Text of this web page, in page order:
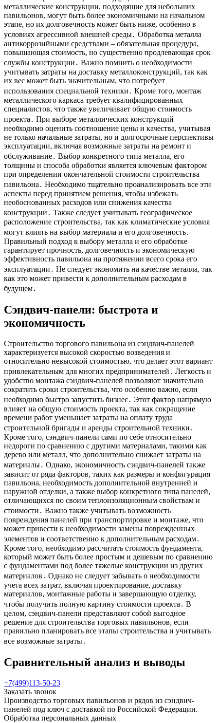
металлические конструкции, подходящие для небольших
павильонов, могут быть более экономичными на начальном
этапе, но их долговечность может быть ниже, особенно в
условиях агрессивной внешней среды․ Обработка металла
антикоррозийными средствами – обязательная процедура,
повышающая стоимость, но существенно продлевающая срок
службы конструкции․ Важно помнить о необходимости
учитывать затраты на доставку металлоконструкций, так как
их вес может быть значительным, что потребует
использования специальной техники․ Кроме того, монтаж
металлического каркаса требует квалифицированных
специалистов, что также увеличивает общую стоимость
проекта․ При выборе металлических конструкций
необходимо оценить соотношение цены и качества, учитывая
не только начальные затраты, но и долгосрочные перспективы
эксплуатации, включая возможные затраты на ремонт и
обслуживание․ Выбор конкретного типа металла, его
толщины и способа обработки является ключевым фактором
при определении окончательной стоимости строительства
павильона․ Необходимо тщательно проанализировать все эти
аспекты перед принятием решения, чтобы избежать
необоснованных расходов или снижения качества
конструкции․ Также следует учитывать географическое
расположение строительства, так как климатические условия
могут влиять на выбор материала и его долговечность․
Правильный подход к выбору металла и его обработке
гарантирует прочность, долговечность и экономическую
эффективность павильона на протяжении всего срока его
эксплуатации․ Не следует экономить на качестве металла, так
как это может привести к дополнительным расходам в
будущем․
Сэндвич-панели: быстрота и
экономичность
Строительство торгового павильона из сэндвич-панелей
характеризуется высокой скоростью возведения и
относительно невысокой стоимостью, что делает этот вариант
привлекательным для многих предпринимателей․ Легкость и
удобство монтажа сэндвич-панелей позволяют значительно
сократить сроки строительства, что особенно важно, если
необходимо быстро запустить бизнес․ Этот фактор напрямую
влияет на общую стоимость проекта, так как сокращение
времени работ уменьшает затраты на оплату труда
строительной бригады и аренды строительной техники․
Кроме того, сэндвич-панели сами по себе относительно
недороги по сравнению с другими материалами, такими как
дерево или металл, что дополнительно снижает затраты на
материалы․ Однако, экономичность сэндвич-панелей также
зависит от ряда факторов, таких как размеры и конфигурация
павильона, необходимость дополнительной внутренней и
наружной отделки, а также выбор конкретного типа панелей,
отличающихся по своим теплоизоляционным свойствам и
стоимости․ Важно также учитывать возможность
повреждения панелей при транспортировке и монтаже, что
может привести к необходимости замены поврежденных
элементов и соответственно к дополнительным расходам․
Кроме того, необходимо рассчитать стоимость фундамента,
который может быть более простым и дешевым по сравнению
с фундаментами под более тяжелые конструкции из других
материалов․ Однако не следует забывать о необходимости
учета всех затрат, включая проектирование, доставку
материалов, монтажные работы и завершающую отделку,
чтобы получить полную картину стоимости проекта․ В
целом, сэндвич-панели представляют собой выгодное
решение для строительства торговых павильонов, если
правильно планировать все этапы строительства и учитывать
все возможные затраты․
Сравнительный анализ и выводы
+7(499)113-50-23
Заказать звонок
Производство торговых павильонов и рядов из сэндвич-
панелей под ключ с доставкой по Российской Федерации.
Обработка персональных данных